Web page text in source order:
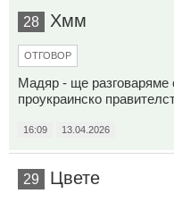
28 Хмм
ОТГОВОР
Мадяр - ще разговаряме
проукраинско
16:09 13.04.2026
29 Цвете